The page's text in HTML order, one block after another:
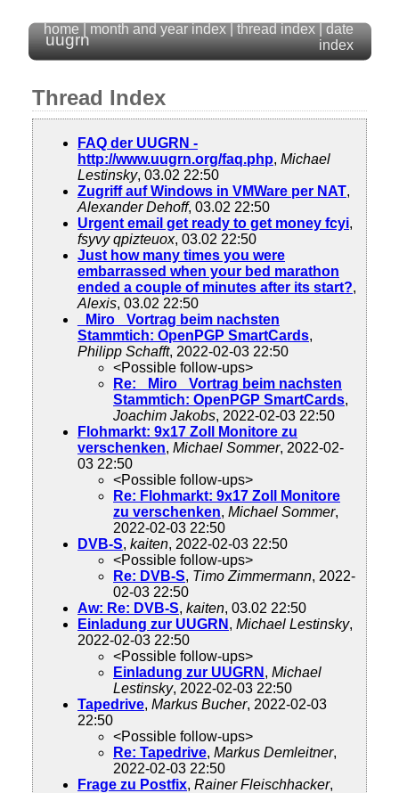
uugrn
home month and year index thread index
date
index
Thread Index
FAQ der UUGRN -
http://www.uugrn.org/faq.php, Michael
Lestinsky, 03.02 22:50
Zugriff auf Windows in VMWare per NAT,
Alexander Dehoff, 03.02 22:50
Urgent email get ready to get money fcyi,
fsyvy qpizteuox, 03.02 22:50
Just how many times you were
embarrassed when your bed marathon
ended a couple of minutes after its start?,
Alexis, 03.02 22:50
_Miro_ Vortrag beim nachsten
Stammtich: OpenPGP SmartCards,
Philipp Schafft, 2022-02-03 22:50
<Possible follow-ups>
Re: _Miro_ Vortrag beim nachsten
Stammtich: OpenPGP SmartCards,
Joachim Jakobs, 2022-02-03 22:50
Flohmarkt: 9x17 Zoll Monitore zu
verschenken, Michael Sommer, 2022-02-
03 22:50
<Possible follow-ups>
Re: Flohmarkt: 9x17 Zoll Monitore
zu verschenken, Michael Sommer,
2022-02-03 22:50
DVB-S, kaiten, 2022-02-03 22:50
<Possible follow-ups>
Re: DVB-S, Timo Zimmermann, 2022-
02-03 22:50
Aw: Re: DVB-S, kaiten, 03.02 22:50
Einladung zur UUGRN , Michael Lestinsky,
2022-02-03 22:50
<Possible follow-ups>
Einladung zur UUGRN , Michael
Lestinsky, 2022-02-03 22:50
Tapedrive, Markus Bucher, 2022-02-03
22:50
<Possible follow-ups>
Re: Tapedrive, Markus Demleitner,
2022-02-03 22:50
Frage zu Postfix, Rainer Fleischhacker,